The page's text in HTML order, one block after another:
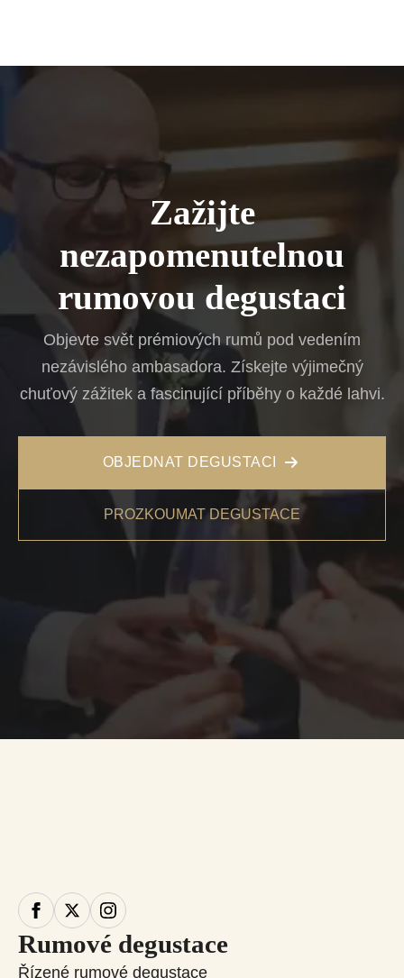
Zažijte
nezapomenutelnou
rumovou degustaci
Objevte svět prémiových rumů pod vedením
nezávislého ambasadora. Získejte výjimečný
chuťový zážitek a fascinující příběhy o každé lahvi.
OBJEDNAT DEGUSTACI
PROZKOUMAT DEGUSTACE
Rumové degustace
Řízené rumové degustace